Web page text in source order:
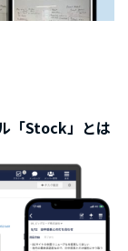
「Stock」とは